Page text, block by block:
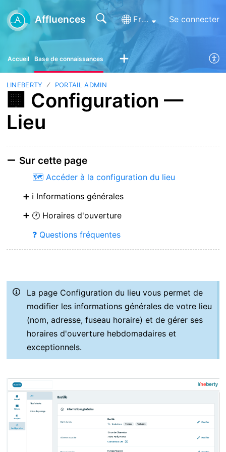
Affluences Français (France) Se connecter
Accueil Base de connaissances
LINEBERTY PORTAIL ADMIN
🏢 Configuration —
Lieu
Sur cette page
🗺️ Accéder à la configuration du lieu
ℹ️ Informations générales
🕐 Horaires d'ouverture
❓ Questions fréquentes
La page Configuration du lieu vous permet de
modifier les informations générales de votre lieu
(nom, adresse, fuseau horaire) et de gérer ses
horaires d'ouverture hebdomadaires et
exceptionnels.